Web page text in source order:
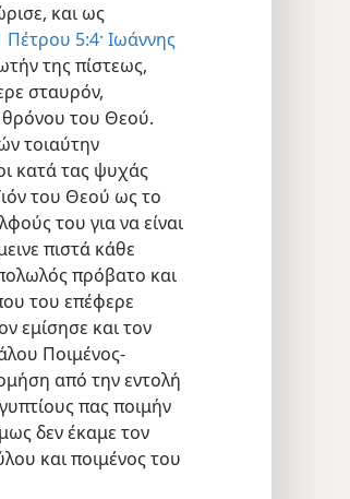
και ως
Πέτρου 5:4· Ιωάννης
της πίστεως,
σταυρόν,
θρόνου του Θεού.
τοιαύτην
κατά τας ψυχάς
του Θεού ως το
του για να είναι
πιστά κάθε
πρόβατο και
του επέφερε
εμίσησε και τον
Ποιμένος-
από την εντολή
πας ποιμήν
δεν έκαμε τον
και ποιμένος του